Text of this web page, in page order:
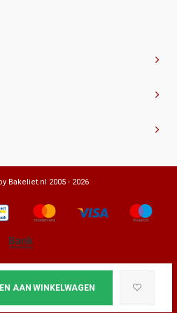
AAN WINKELWAGEN
Bakeliet.nl 2005 - 2026